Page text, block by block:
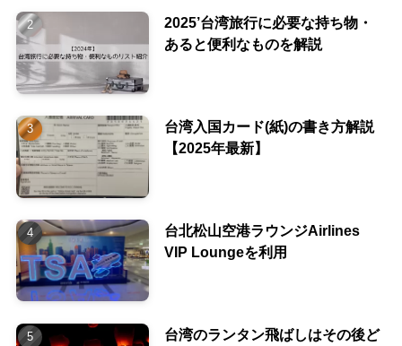
2025’台湾旅行に必要な持ち物・
あると便利なものを解説
台湾入国カード(紙)の書き方解説
【2025年最新】
台北松山空港ラウンジAirlines
VIP Loungeを利用
台湾のランタン飛ばしはその後ど